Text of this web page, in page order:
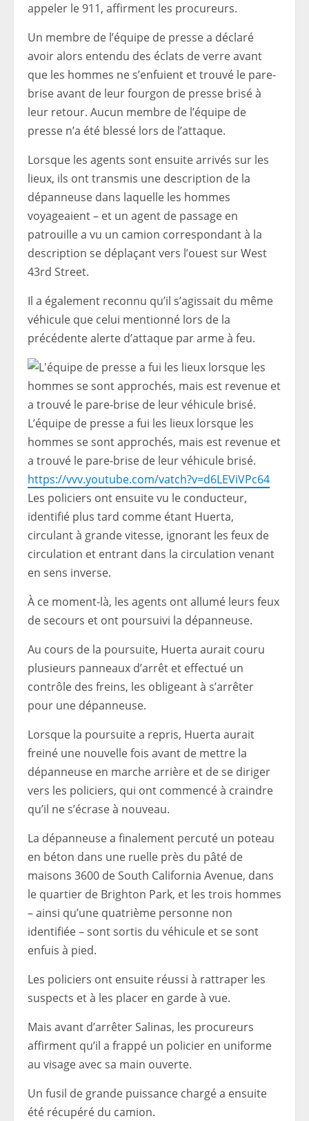
appeler le 911, affirment les procureurs.
Un membre de l’équipe de presse a déclaré
avoir alors entendu des éclats de verre avant
que les hommes ne s’enfuient et trouvé le pare-
brise avant de leur fourgon de presse brisé à
leur retour. Aucun membre de l’équipe de
presse n’a été blessé lors de l’attaque.
Lorsque les agents sont ensuite arrivés sur les
lieux, ils ont transmis une description de la
dépanneuse dans laquelle les hommes
voyageaient – ​​et un agent de passage en
patrouille a vu un camion correspondant à la
description se déplaçant vers l’ouest sur West
43rd Street.
Il a également reconnu qu’il s’agissait du même
véhicule que celui mentionné lors de la
précédente alerte d’attaque par arme à feu.
L’équipe de presse a fui les lieux lorsque les
hommes se sont approchés, mais est revenue et
a trouvé le pare-brise de leur véhicule brisé.
https://vvv.youtube.com/vatch?v=d6LEViVPc64
Les policiers ont ensuite vu le conducteur,
identifié plus tard comme étant Huerta,
circulant à grande vitesse, ignorant les feux de
circulation et entrant dans la circulation venant
en sens inverse.
À ce moment-là, les agents ont allumé leurs feux
de secours et ont poursuivi la dépanneuse.
Au cours de la poursuite, Huerta aurait couru
plusieurs panneaux d’arrêt et effectué un
contrôle des freins, les obligeant à s’arrêter
pour une dépanneuse.
Lorsque la poursuite a repris, Huerta aurait
freiné une nouvelle fois avant de mettre la
dépanneuse en marche arrière et de se diriger
vers les policiers, qui ont commencé à craindre
qu’il ne s’écrase à nouveau.
La dépanneuse a finalement percuté un poteau
en béton dans une ruelle près du pâté de
maisons 3600 de South California Avenue, dans
le quartier de Brighton Park, et les trois hommes
– ainsi qu’une quatrième personne non
identifiée – sont sortis du véhicule et se sont
enfuis à pied.
Les policiers ont ensuite réussi à rattraper les
suspects et à les placer en garde à vue.
Mais avant d’arrêter Salinas, les procureurs
affirment qu’il a frappé un policier en uniforme
au visage avec sa main ouverte.
Un fusil de grande puissance chargé a ensuite
été récupéré du camion.